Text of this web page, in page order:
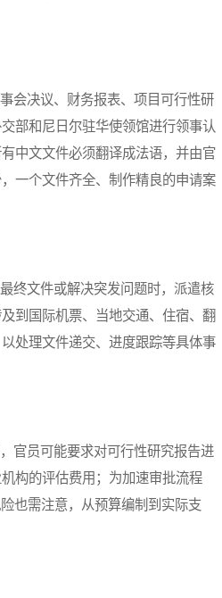
会决议、财务报表、项目可行性研
部和尼日尔驻华使领馆进行领事认
中文文件必须翻译成法语，并由官
一个文件齐全、制作精良的申请案
终文件或解决突发问题时，派遣核
到国际机票、当地交通、住宿、翻
处理文件递交、进度跟踪等具体事
官员可能要求对可行性研究报告进
构的评估费用；为加速审批流程
也需注意，从预算编制到实际支